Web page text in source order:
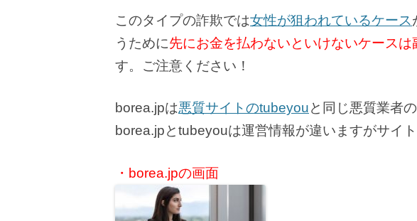
このタイプの詐欺では女性が狙われているケース
うために先にお金を払わないといけないケース
す。ご注意ください！
borea.jpは悪質サイトのtubeyouと同じ悪質業者
borea.jpとtubeyouは運営情報が違いますがサイ
・borea.jpの画面